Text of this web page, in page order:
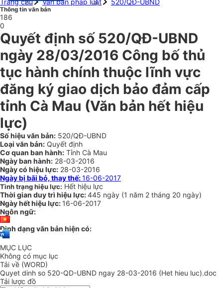
Trang chủ
Văn bản pháp luật 520/QĐ-UBND
Thông tin văn bản
186
0
Quyết định số 520/QĐ-UBND
ngày 28/03/2016 Công bố thủ
tục hành chính thuộc lĩnh vực
đăng ký giao dịch bảo đảm cấp
tỉnh Cà Mau (Văn bản hết hiệu
lực)
Số hiệu văn bản: 520/QĐ-UBND
Loại văn bản: Quyết định
Cơ quan ban hành: Tỉnh Cà Mau
Ngày ban hành: 28-03-2016
Ngày có hiệu lực: 28-03-2016
Ngày bị bãi bỏ, thay thế:16-06-2017
Tình trạng hiệu lực: Hết hiệu lực
Thời gian duy trì hiệu lực:445 ngày (1 năm 2 tháng 20 ngày)
Ngày hết hiệu lực: 16-06-2017
Ngôn ngữ:
Định dạng văn bản hiện có:
MỤC LỤC
Không có mục lục
Tải về (WORD)
Quyet dinh so 520-QD-UBND ngay 28-03-2016 (Het hieu luc).doc
Tải lược đồ